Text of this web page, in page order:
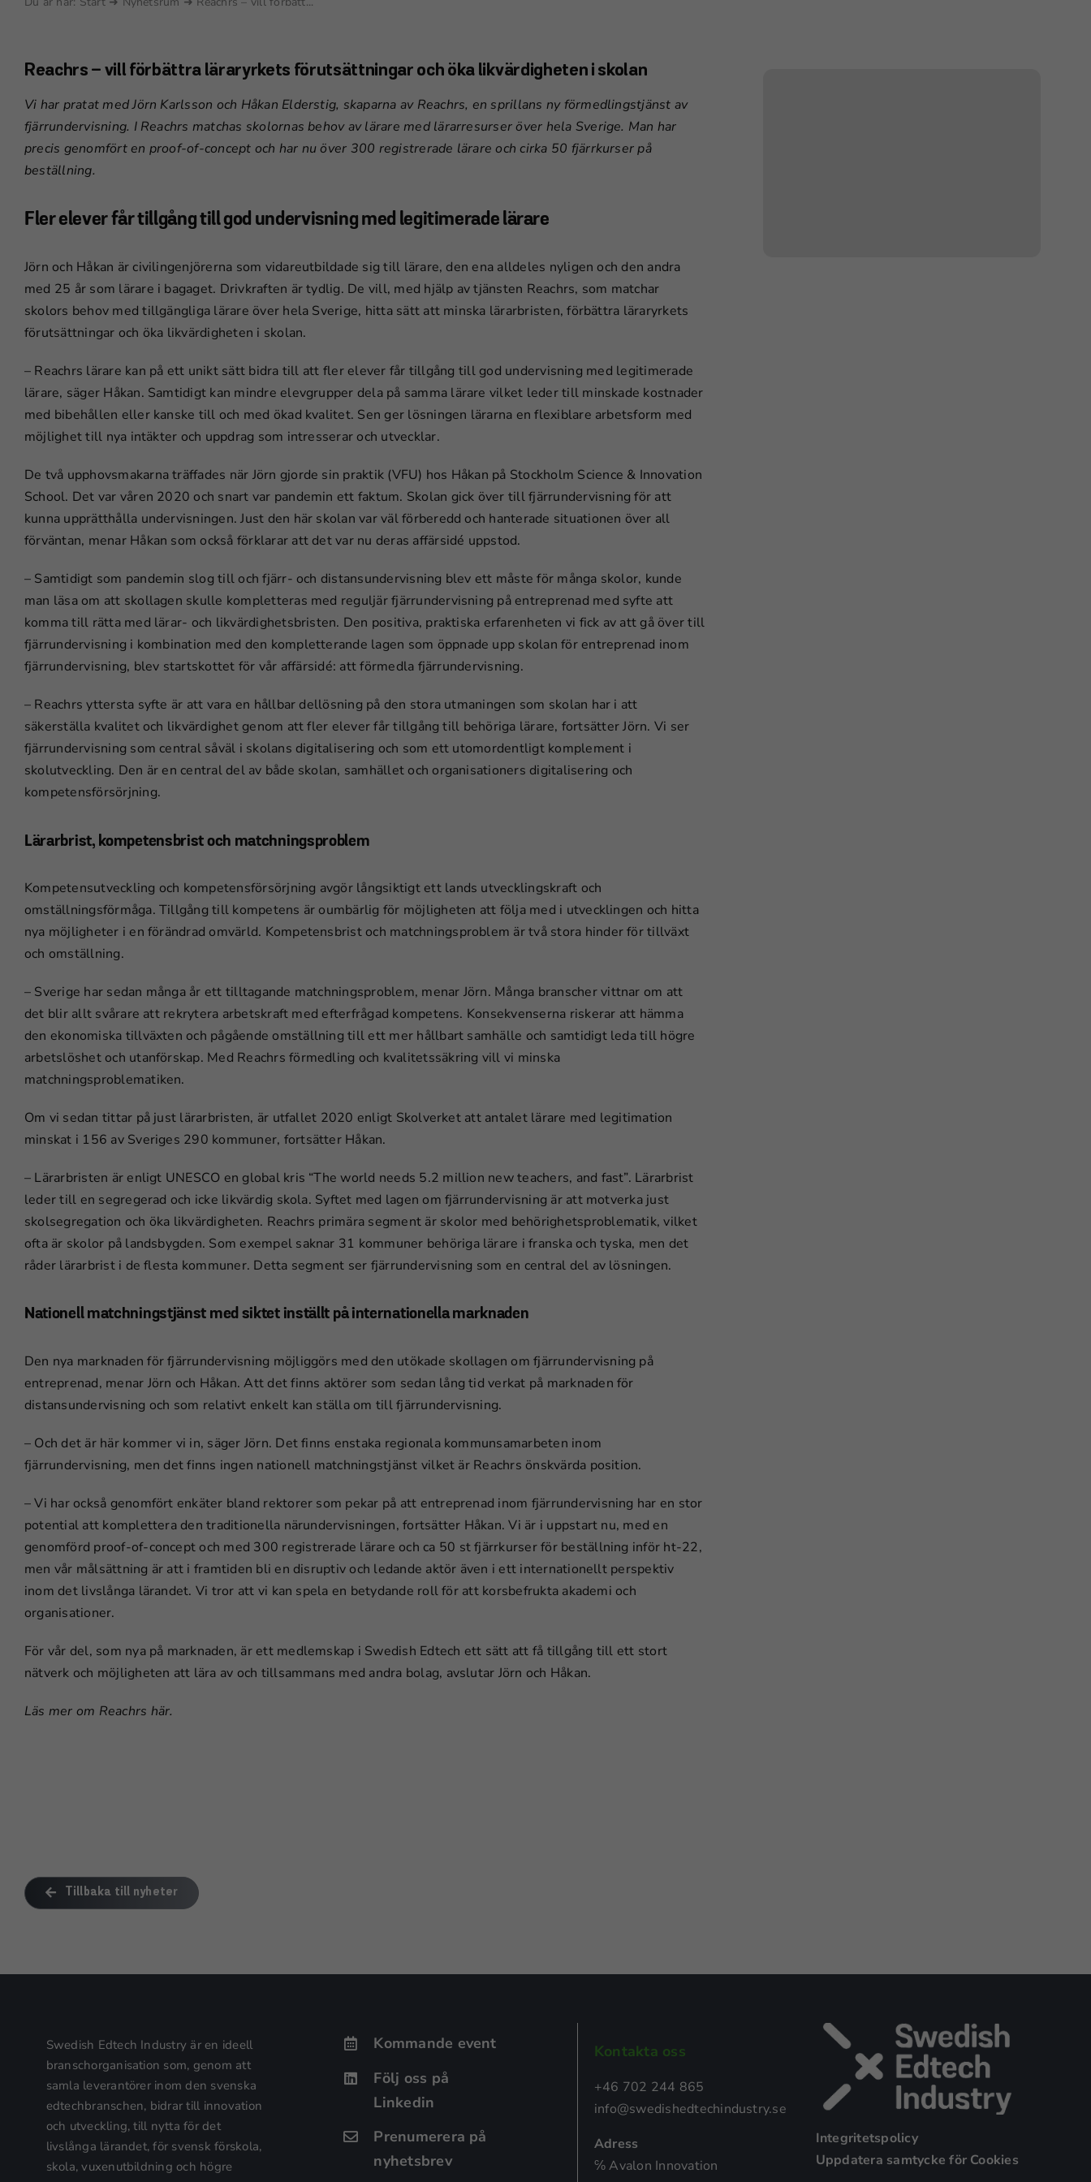
Reachrs – vill förbättra läraryrkets förutsättningar och öka likvärdigheten i skolan
Vi har pratat med Jörn Karlsson och Håkan Elderstig, skaparna av Reachrs, en sprillans ny förmedlingstjänst av
fjärrundervisning. I Reachrs matchas skolornas behov av lärare med lärarresurser över hela Sverige. Man har
precis genomfört en proof-of-concept och har nu över 300 registrerade lärare och cirka 50 fjärrkurser på
beställning.
Fler elever får tillgång till god undervisning med legitimerade lärare
Jörn och Håkan är civilingenjörerna som vidareutbildade sig till lärare, den ena alldeles nyligen och den andra
med 25 år som lärare i bagaget. Drivkraften är tydlig. De vill, med hjälp av tjänsten Reachrs, som matchar
skolors behov med tillgängliga lärare över hela Sverige, hitta sätt att minska lärarbristen, förbättra läraryrkets
förutsättningar och öka likvärdigheten i skolan.
– Reachrs lärare kan på ett unikt sätt bidra till att fler elever får tillgång till god undervisning med legitimerade
lärare, säger Håkan. Samtidigt kan mindre elevgrupper dela på samma lärare vilket leder till minskade kostnader
med bibehållen eller kanske till och med ökad kvalitet. Sen ger lösningen lärarna en flexiblare arbetsform med
möjlighet till nya intäkter och uppdrag som intresserar och utvecklar.
De två upphovsmakarna träffades när Jörn gjorde sin praktik (VFU) hos Håkan på Stockholm Science & Innovation
School. Det var våren 2020 och snart var pandemin ett faktum. Skolan gick över till fjärrundervisning för att
kunna upprätthålla undervisningen. Just den här skolan var väl förberedd och hanterade situationen över all
förväntan, menar Håkan som också förklarar att det var nu deras affärsidé uppstod.
– Samtidigt som pandemin slog till och fjärr- och distansundervisning blev ett måste för många skolor, kunde
man läsa om att skollagen skulle kompletteras med reguljär fjärrundervisning på entreprenad med syfte att
komma till rätta med lärar- och likvärdighetsbristen. Den positiva, praktiska erfarenheten vi fick av att gå över till
fjärrundervisning i kombination med den kompletterande lagen som öppnade upp skolan för entreprenad inom
fjärrundervisning, blev startskottet för vår affärsidé: att förmedla fjärrundervisning.
– Reachrs yttersta syfte är att vara en hållbar dellösning på den stora utmaningen som skolan har i att
säkerställa kvalitet och likvärdighet genom att fler elever får tillgång till behöriga lärare, fortsätter Jörn. Vi ser
fjärrundervisning som central såväl i skolans digitalisering och som ett utomordentligt komplement i
skolutveckling. Den är en central del av både skolan, samhället och organisationers digitalisering och
kompetensförsörjning.
Lärarbrist, kompetensbrist och matchningsproblem
Kompetensutveckling och kompetensförsörjning avgör långsiktigt ett lands utvecklingskraft och
omställningsförmåga. Tillgång till kompetens är oumbärlig för möjligheten att följa med i utvecklingen och hitta
nya möjligheter i en förändrad omvärld. Kompetensbrist och matchningsproblem är två stora hinder för tillväxt
och omställning.
– Sverige har sedan många år ett tilltagande matchningsproblem, menar Jörn. Många branscher vittnar om att
det blir allt svårare att rekrytera arbetskraft med efterfrågad kompetens. Konsekvenserna riskerar att hämma
den ekonomiska tillväxten och pågående omställning till ett mer hållbart samhälle och samtidigt leda till högre
arbetslöshet och utanförskap. Med Reachrs förmedling och kvalitetssäkring vill vi minska
matchningsproblematiken.
Om vi sedan tittar på just lärarbristen, är utfallet 2020 enligt Skolverket att antalet lärare med legitimation
minskat i 156 av Sveriges 290 kommuner, fortsätter Håkan.
– Lärarbristen är enligt UNESCO en global kris “The world needs 5.2 million new teachers, and fast”. Lärarbrist
leder till en segregerad och icke likvärdig skola. Syftet med lagen om fjärrundervisning är att motverka just
skolsegregation och öka likvärdigheten. Reachrs primära segment är skolor med behörighetsproblematik, vilket
ofta är skolor på landsbygden. Som exempel saknar 31 kommuner behöriga lärare i franska och tyska, men det
råder lärarbrist i de flesta kommuner. Detta segment ser fjärrundervisning som en central del av lösningen.
Nationell matchningstjänst med siktet inställt på internationella marknaden
Den nya marknaden för fjärrundervisning möjliggörs med den utökade skollagen om fjärrundervisning på
entreprenad, menar Jörn och Håkan. Att det finns aktörer som sedan lång tid verkat på marknaden för
distansundervisning och som relativt enkelt kan ställa om till fjärrundervisning.
– Och det är här kommer vi in, säger Jörn. Det finns enstaka regionala kommunsamarbeten inom
fjärrundervisning, men det finns ingen nationell matchningstjänst vilket är Reachrs önskvärda position.
– Vi har också genomfört enkäter bland rektorer som pekar på att entreprenad inom fjärrundervisning har en stor
potential att komplettera den traditionella närundervisningen, fortsätter Håkan. Vi är i uppstart nu, med en
genomförd proof-of-concept och med 300 registrerade lärare och ca 50 st fjärrkurser för beställning inför ht-22,
men vår målsättning är att i framtiden bli en disruptiv och ledande aktör även i ett internationellt perspektiv
inom det livslånga lärandet. Vi tror att vi kan spela en betydande roll för att korsbefrukta akademi och
organisationer.
För vår del, som nya på marknaden, är ett medlemskap i Swedish Edtech ett sätt att få tillgång till ett stort
nätverk och möjligheten att lära av och tillsammans med andra bolag, avslutar Jörn och Håkan.
Läs mer om Reachrs här.
Tillbaka till nyheter
Swedish Edtech Industry är en ideell
branschorganisation som, genom att
samla leverantörer inom den svenska
edtechbranschen, bidrar till innovation
och utveckling, till nytta för det
livslånga lärandet, för svensk förskola,
skola, vuxenutbildning och högre
Kommande event
Följ oss på
Linkedin
Prenumerera på
nyhetsbrev
Kontakta oss
+46 702 244 865
info@swedishedtechindustry.se
Adress
℅ Avalon Innovation
Integritetspolicy
Uppdatera samtycke för Cookies
Nödvändiga
Dessa kakor
baserat på
hemsidan
För att vår
hemsida ska